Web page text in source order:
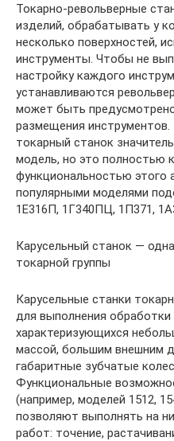
Токарно-револьверные
изделий, обрабатывать у
несколько поверхностей,
инструменты. Чтобы не
настройку каждого
устанавливаются
может быть
размещения
токарный станок
модель, но это полностью
функциональностью этого
популярными моделями
1Е316П, 1Г340ПЦ, 1П371,
Карусельный станок —
токарной группы
Карусельные станки
для выполнения обработки
характеризующихся
массой, большим внешним
габаритные зубчатые
Функциональные
(например, моделей 1512,
позволяют выполнять на
работ: точение,